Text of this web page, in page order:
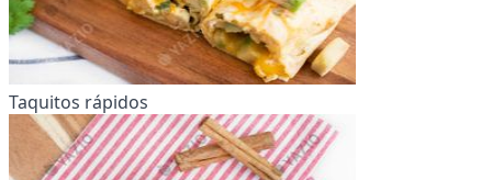
Taquitos rápidos